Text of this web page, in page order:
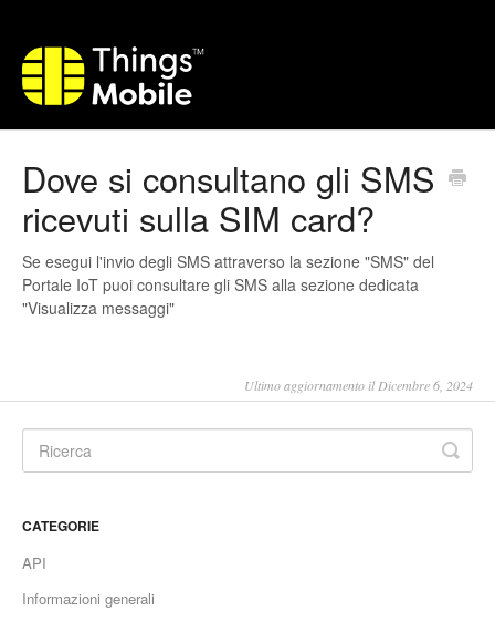
Dove si consultano gli SMS
ricevuti sulla SIM card?
Se esegui l'invio degli SMS attraverso la sezione "SMS" del
Portale IoT puoi consultare gli SMS alla sezione dedicata
"Visualizza messaggi"
Ultimo aggiornamento il Dicembre 6, 2024
CATEGORIE
API
Informazioni generali